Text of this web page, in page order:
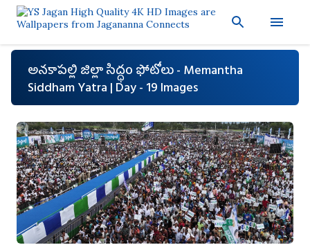
ప్రధాన కంటెంట్‌కు దాటవేయి
అనకాపల్లి జిల్లా సిద్ధం ఫోటోలు - Memantha
Siddham Yatra | Day - 19 Images